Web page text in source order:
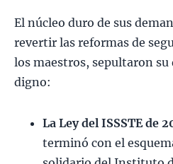
El núcleo duro de sus
revertir las reformas de
los maestros, sepultaron
digno:
La Ley del ISSSTE de
terminó con el